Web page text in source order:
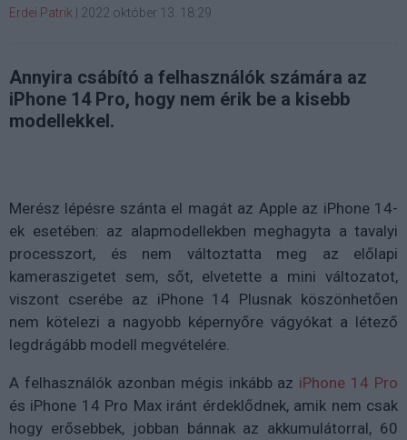
Erdei Patrik 2022 október 13. 18:29
Annyira csábító a felhasználók számára az
iPhone 14 Pro, hogy nem érik be a kisebb
modellekkel.
Merész lépésre szánta el magát az Apple az iPhone 14-
ek esetében: az alapmodellekben meghagyta a tavalyi
processzort, és nem változtatta meg az előlapi
kameraszigetet sem, sőt, elvetette a mini változatot,
viszont cserébe az iPhone 14 Plusnak köszönhetően
nem kötelezi a nagyobb képernyőre vágyókat a létező
legdrágább modell megvételére.
A felhasználók azonban mégis inkább az iPhone 14 Pro
és iPhone 14 Pro Max iránt érdeklődnek, amik nem csak
hogy erősebbek, jobban bánnak az akkumulátorral, 60